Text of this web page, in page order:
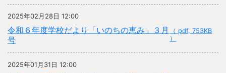
2025年02月28日 12:00
令和６年度学校だより「いのちの恵み」３月
号
（ pdf, 753KB
）
2025年01月31日 12:00